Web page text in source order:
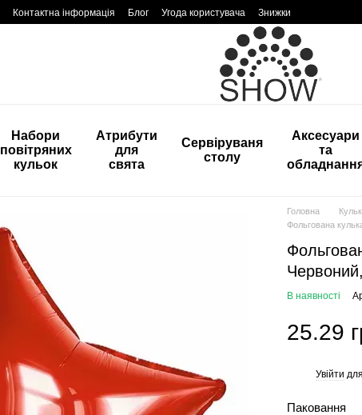
Контактна інформація Блог Угода користувача Знижки
Набори
повітряних
кульок
Атрибути
для
свята
Сервіруваня
столу
Аксесуари
та
Головна
Фольгована
В наявності
25.29
Увійти
Паковання